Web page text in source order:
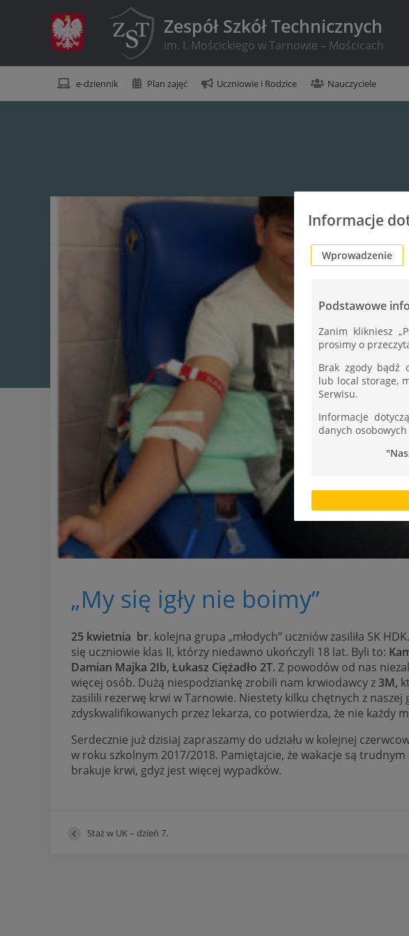
Zespół Szkół Technicznych
im. I. Mościckiego w Tarnowie – Mościcach
e-dziennik Plan zajęć Uczniowie i Rodzice Nauczyciele
„My się igły nie boimy”
25 kwietnia br. kolejna grupa „młodych” uczniów zasiliła SK
się uczniowie klas II, którzy niedawno ukończyli 18 lat. Byli to:
Damian Majka 2Ib, Łukasz Ciężadło 2T.Z powodów od nas
więcej osób. Dużą niespodziankę zrobili nam krwiodawcy z3M,
zasilili rezerwę krwi w Tarnowie. Niestety kilku chętnych z naszej
zdyskwalifikowanych przez lekarza, co potwierdza, że nie każdy
Serdecznie już dzisiaj zapraszamy do udziału w kolejnej
w roku szkolnym 2017/2018. Pamiętajcie, że wakacje są
brakuje krwi, gdyż jest więcej wypadków.
Staż w UK – dzień 7.
Informacje
Wprowadzenie
Podstawowe
Zanim klikniesz
prosimy o
Brak zgody bądź
lub local storage,
Serwisu.
Informacje
danych osobowych